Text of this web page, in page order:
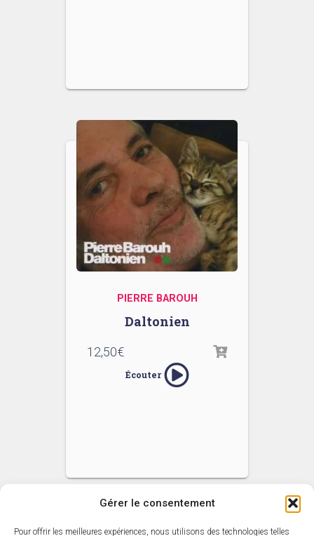
Gérer le consentement
Pour offrir les meilleures expériences, nous utilisons des technologies telles
PIERRE BAROUH
Daltonien
12,50€
Écouter